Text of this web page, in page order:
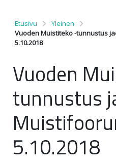
Etusivu
Yleinen
Vuoden Muistiteko -tunnustus
5.10.2018
Vuoden
tunnustus
5.10.2018